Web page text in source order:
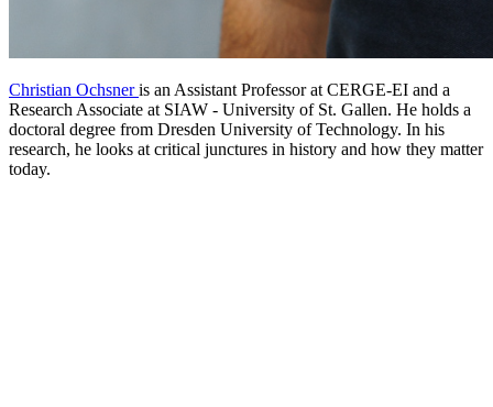
Christian Ochsneris an Assistant Professor at CERGE-EI and a
Research Associate at SIAW - University of St. Gallen. He holds a
doctoral degree from Dresden University of Technology. In his
research, he looks at critical junctures in history and how they matter
today.